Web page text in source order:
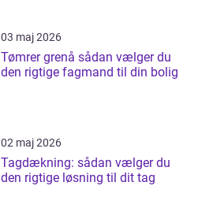
03 maj 2026
Tømrer grenå sådan vælger du
den rigtige fagmand til din bolig
02 maj 2026
Tagdækning: sådan vælger du
den rigtige løsning til dit tag